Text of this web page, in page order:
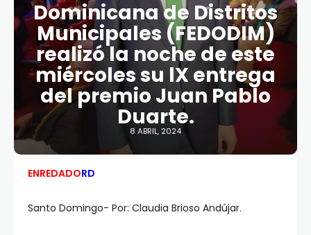
Dominicana de Distritos
Municipales (FEDODIM)
realizó la noche de este
miércoles su lX entrega
del premio Juan Pablo
Duarte.
8 ABRIL, 2024
ENREDADORD
Santo Domingo- Por: Claudia Brioso Andújar.